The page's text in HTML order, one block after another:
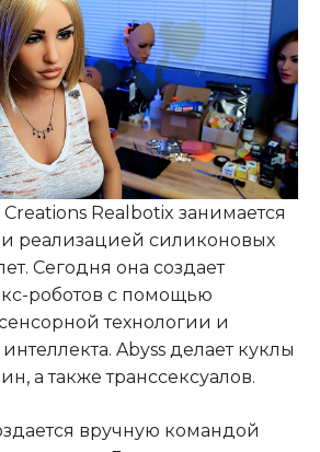
Realbotix занимается
реализацией силиконовых
Сегодня она создает
роботов с помощью
технологии и
Abyss делает куклы
а также транссексуалов.
вручную командой